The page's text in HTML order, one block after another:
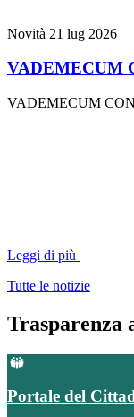
Novità 21 lug 2026
VADEMECUM
VADEMECUM
Leggi di più
Tutte le notizie
Trasparenza
Portale del